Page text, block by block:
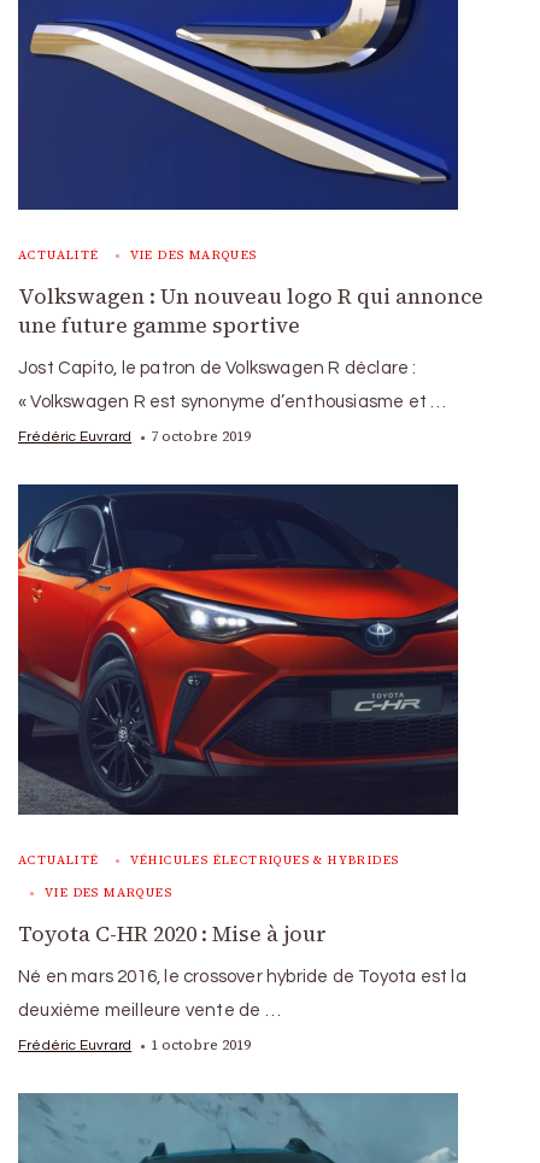
ACTUALITÉ VIE DES MARQUES
Volkswagen : Un nouveau logo R qui annonce
une future gamme sportive
Jost Capito, le patron de Volkswagen R déclare :
« Volkswagen R est synonyme d’enthousiasme et …
Frédéric Euvrard 7 octobre 2019
ACTUALITÉ VÉHICULES ÉLECTRIQUES & HYBRIDES
VIE DES MARQUES
Toyota C-HR 2020 : Mise à jour
Né en mars 2016, le crossover hybride de Toyota est la
deuxième meilleure vente de …
Frédéric Euvrard 1 octobre 2019